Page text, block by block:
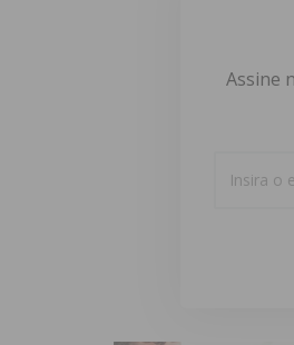
Assine